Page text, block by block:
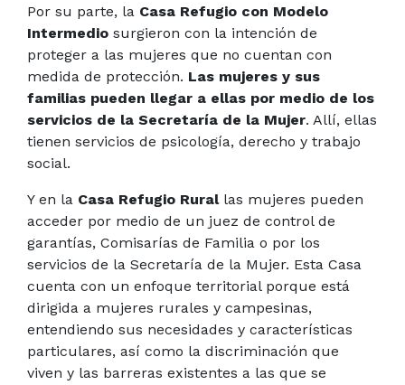
Por su parte, la Casa Refugio con Modelo
Intermedio surgieron con la intención de
proteger a las mujeres que no cuentan con
medida de protección. Las mujeres y sus
familias pueden llegar a ellas por medio de los
servicios de la Secretaría de la Mujer. Allí, ellas
tienen servicios de psicología, derecho y trabajo
social.
Y en la Casa Refugio Rurallas mujeres pueden
acceder por medio de un juez de control de
garantías, Comisarías de Familia o por los
servicios de la Secretaría de la Mujer. Esta Casa
cuenta con un enfoque territorial porque está
dirigida a mujeres rurales y campesinas,
entendiendo sus necesidades y características
particulares, así como la discriminación que
viven y las barreras existentes a las que se